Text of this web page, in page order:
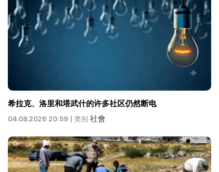
希拉克、洛里和塔武什的许多社区仍然断电
04.08.2026 20:59 | 类别 社會